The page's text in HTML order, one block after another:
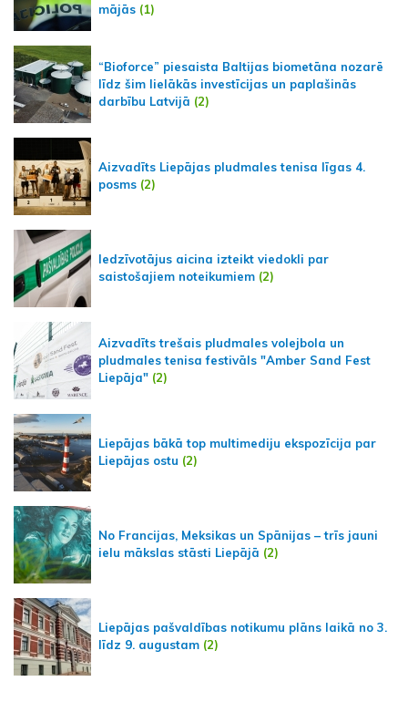
mājās (1)
“Bioforce” piesaista Baltijas biometāna nozarē
līdz šim lielākās investīcijas un paplašinās
darbību Latvijā (2)
Aizvadīts Liepājas pludmales tenisa līgas 4.
posms (2)
Iedzīvotājus aicina izteikt viedokli par
saistošajiem noteikumiem (2)
Aizvadīts trešais pludmales volejbola un
pludmales tenisa festivāls "Amber Sand Fest
Liepāja" (2)
Liepājas bākā top multimediju ekspozīcija par
Liepājas ostu (2)
No Francijas, Meksikas un Spānijas – trīs jauni
ielu mākslas stāsti Liepājā (2)
Liepājas pašvaldības notikumu plāns laikā no 3.
līdz 9. augustam (2)